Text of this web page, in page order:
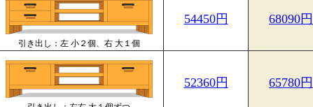
引き出し：左 小２個、右 大１個
54450円 68090円
52360円 65780円